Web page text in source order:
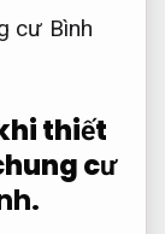
thiết
cư